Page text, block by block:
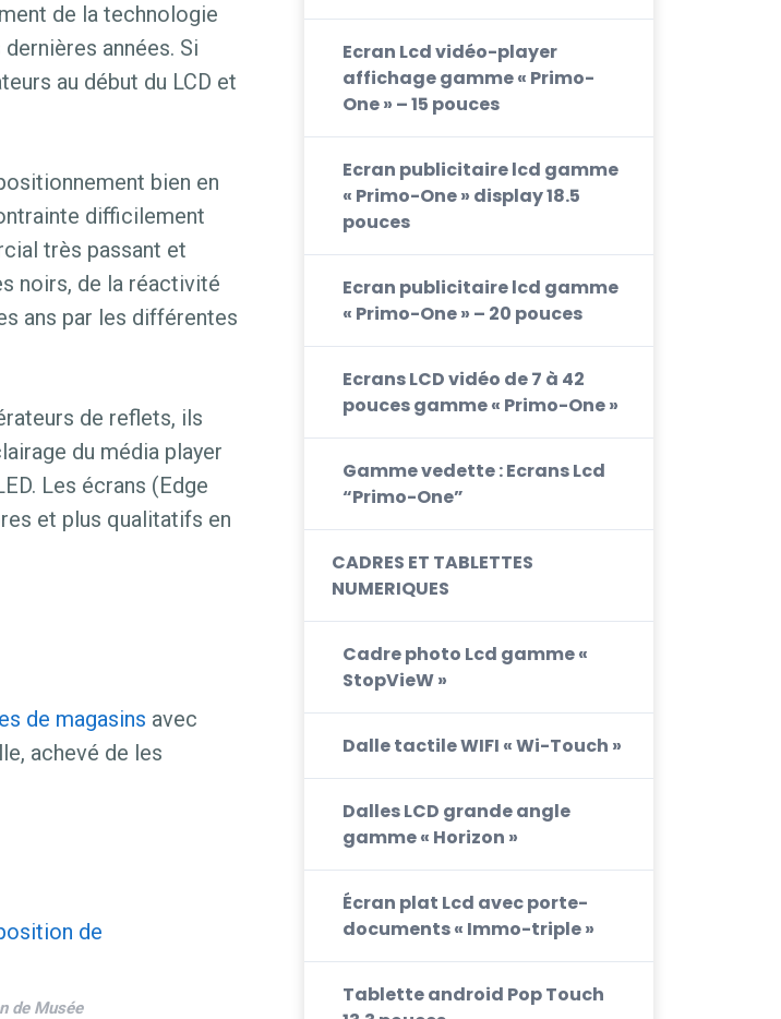
de la technologie
années. Si
au début du LCD et
bien en
difficilement
très passant et
noirs, de la réactivité
ans par les différentes
de reflets, ils
du média player
Les écrans (Edge
et plus qualitatifs en
de magasins avec
achevé de les
de Musée
Ecran Lcd vidéo-player
affichage gamme « Primo-
One » – 15 pouces
Ecran publicitaire lcd gamme
« Primo-One » display 18.5
pouces
Ecran publicitaire lcd gamme
« Primo-One » – 20 pouces
Ecrans LCD vidéo de 7 à 42
pouces gamme « Primo-One »
Gamme vedette : Ecrans Lcd
“Primo-One”
CADRES ET TABLETTES
NUMERIQUES
Cadre photo Lcd gamme «
StopVieW »
Dalle tactile WIFI « Wi-Touch »
Dalles LCD grande angle
gamme « Horizon »
Écran plat Lcd avec porte-
documents « Immo-triple »
Tablette android Pop Touch